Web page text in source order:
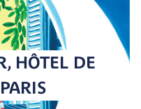
HÔTEL DE